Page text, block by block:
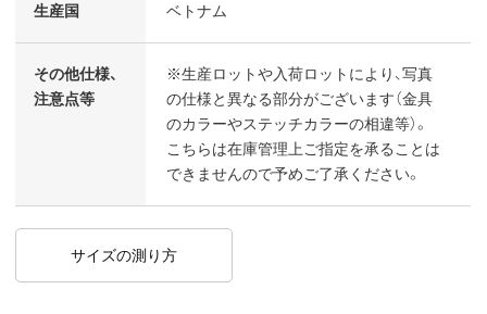
生産国 ベトナム
その他仕様、
注意点等
※生産ロットや入荷ロットにより、写真
の仕様と異なる部分がございます（金具
のカラーやステッチカラーの相違等）。
こちらは在庫管理上ご指定を承ることは
できませんので予めご了承ください。
サイズの測り方